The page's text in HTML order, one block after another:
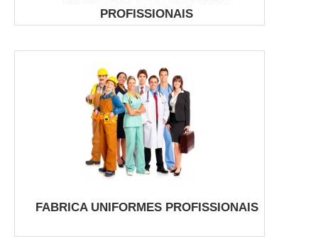
PROFISSIONAIS
FABRICA UNIFORMES PROFISSIONAIS